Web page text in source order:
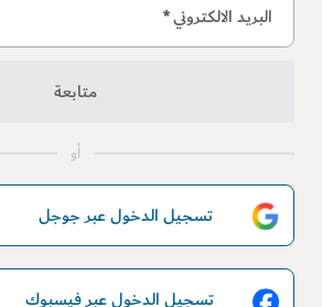
البريد الالكتروني*
متابعة
أو
تسجيل الدخول عبر جوجل
تسجيل الدخول عبر فيسبوك